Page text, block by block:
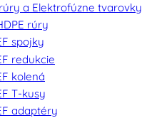
a Elektrofúzne tvarovky
rúry
spojky
redukcie
kolená
T-kusy
adaptéry